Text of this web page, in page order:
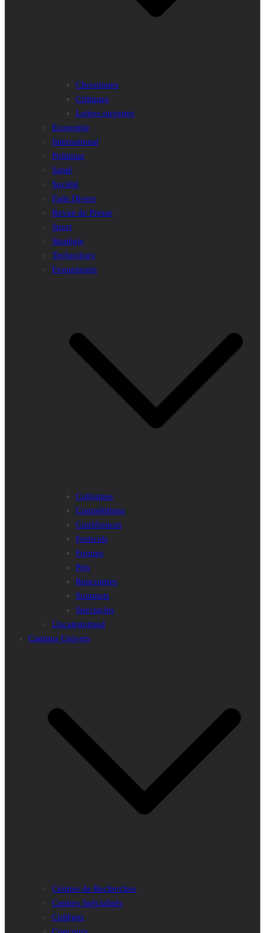
Chroniques
Critiques
Lettres ouvertes
Economie
International
Politique
Santé
Société
Faits Divers
Revue de Presse
Sport
Stratégie
Technology
Evenements
Colloques
Compétitions
Conférences
Festivals
Forums
Prix
Rencontres
Sommets
Spectacles
Uncategorised
Campus Univers
Centres de Recherches
Centres Spécialisés
Collèges